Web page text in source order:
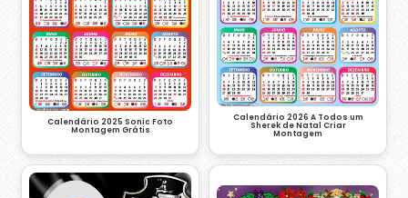
Calendário 2025 Sonic Foto
Montagem Grátis
Calendário 2026 A Todos um
Sherek de Natal Criar
Montagem